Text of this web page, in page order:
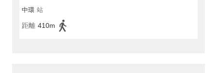
中環 站
距離 410m